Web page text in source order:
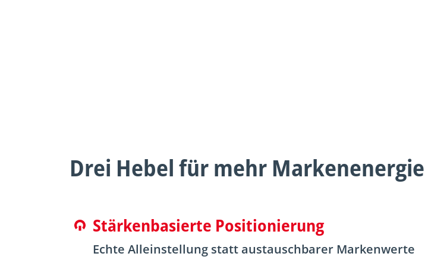
Drei Hebel für mehr Markenenergie
Stärkenbasierte Positionierung
Echte Alleinstellung statt austauschbarer Markenwerte